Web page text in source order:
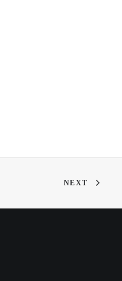
NEXT